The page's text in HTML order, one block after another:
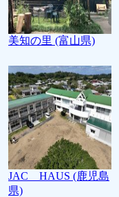
美知の里 (富山県)
JAC HAUS (鹿児島
県)